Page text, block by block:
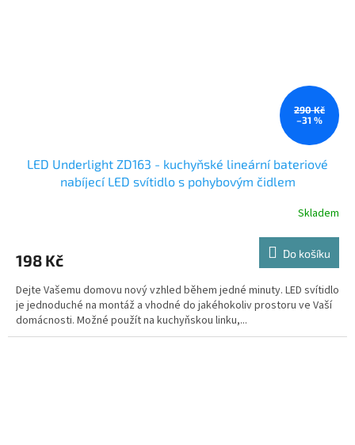
290 Kč
–31 %
LED Underlight ZD163 - kuchyňské lineární bateriové
nabíjecí LED svítidlo s pohybovým čidlem
Skladem
198 Kč Do košíku
Dejte Vašemu domovu nový vzhled během jedné minuty. LED svítidlo
je jednoduché na montáž a vhodné do jakéhokoliv prostoru ve Vaší
domácnosti. Možné použít na kuchyňskou linku,...